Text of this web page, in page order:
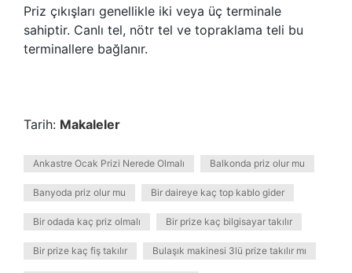
Priz çıkışları genellikle iki veya üç terminale
sahiptir. Canlı tel, nötr tel ve topraklama teli bu
terminallere bağlanır.
Tarih: Makaleler
Ankastre Ocak Prizi Nerede Olmalı Balkonda priz olur mu
Banyoda priz olur mu Bir daireye kaç top kablo gider
Bir odada kaç priz olmalı Bir prize kaç bilgisayar takılır
Bir prize kaç fiş takılır Bulaşık makinesi 3lü prize takılır mı